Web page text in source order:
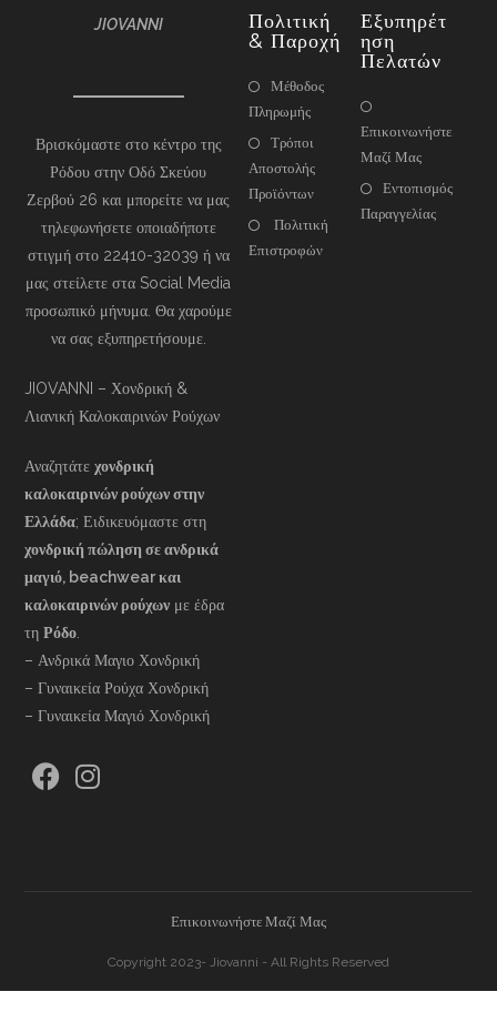
JIOVANNI
Βρισκόμαστε στο κέντρο της
Ρόδου στην Οδό Σκεύου
Ζερβού 26 και μπορείτε να μας
τηλεφωνήσετε οποιαδήποτε
στιγμή στο 22410-32039 ή να
μας στείλετε στα Social Media
προσωπικό μήνυμα. Θα χαρούμε
να σας εξυπηρετήσουμε.
JIOVANNI – Χονδρική &
Λιανική Καλοκαιρινών Ρούχων
Αναζητάτεχονδρική
καλοκαιρινών ρούχων στην
Ελλάδα; Ειδικευόμαστε στη
χονδρική πώληση σε ανδρικά
μαγιό, beachwear και
καλοκαιρινών ρούχων με έδρα
τηΡόδο
– Ανδρικά Μαγιο Χονδρική
– Γυναικεία Ρούχα Χονδρική
– Γυναικεία Μαγιό Χονδρική
Πολιτική
& Παροχή
Μέθοδος
Πληρωμής
Τρόποι
Αποστολής
Προϊόντων
Πολιτική
Επιστροφών
Εξυπηρέτ
Ηση
Πελατών
Επικοινωνήστε
Μαζί Μας
Εντοπισμός
Παραγγελίας
Επικοινωνήστε Μαζί Μας
Copyright 2023- Jiovanni - All Rights Reserved